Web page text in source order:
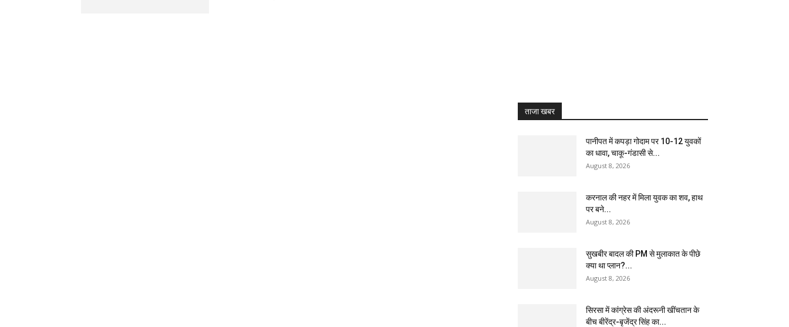
ताजा खबर
पानीपत में कपड़ा गोदाम पर 10-12 युवकों
का धावा, चाकू-गंडासी से...
August 8, 2026
करनाल की नहर में मिला युवक का शव, हाथ
पर बने...
August 8, 2026
सुखबीर बादल की PM से मुलाकात के पीछे
क्या था प्लान?...
August 8, 2026
सिरसा में कांग्रेस की अंदरूनी खींचतान के
बीच बीरेंद्र-बृजेंद्र सिंह का...